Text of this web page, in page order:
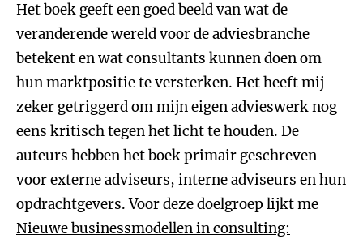
Het boek geeft een goed beeld van wat de
veranderende wereld voor de adviesbranche
betekent en wat consultants kunnen doen om
hun marktpositie te versterken. Het heeft mij
zeker getriggerd om mijn eigen advieswerk nog
eens kritisch tegen het licht te houden. De
auteurs hebben het boek primair geschreven
voor externe adviseurs, interne adviseurs en hun
opdrachtgevers. Voor deze doelgroep lijkt me
Nieuwe businessmodellen in consulting: